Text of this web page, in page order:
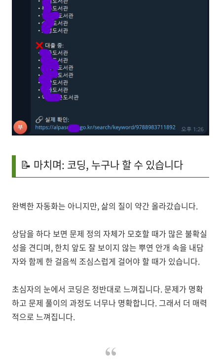
📝 마치며: 코딩, 누구나 할 수 있습니다
완벽한 자동화는 아니지만, 삶의 질이 약간 올라갔습니다.
상담을 하다 보면 문제 정의 자체가 모호할 때가 많은 불확실
성을 견디며, 한치 앞도 잘 보이지 않는 뿌연 안개 속을 내담
자와 함께 한 걸음씩 조심스럽게 걸어야 할 때가 있습니다.
초심자의 눈에서 코딩은 정반대로 느껴집니다. 문제가 명확
하고 문제 풀이의 과정도 너무나 명확합니다. 그래서 더 매력
적으로 느껴집니다.